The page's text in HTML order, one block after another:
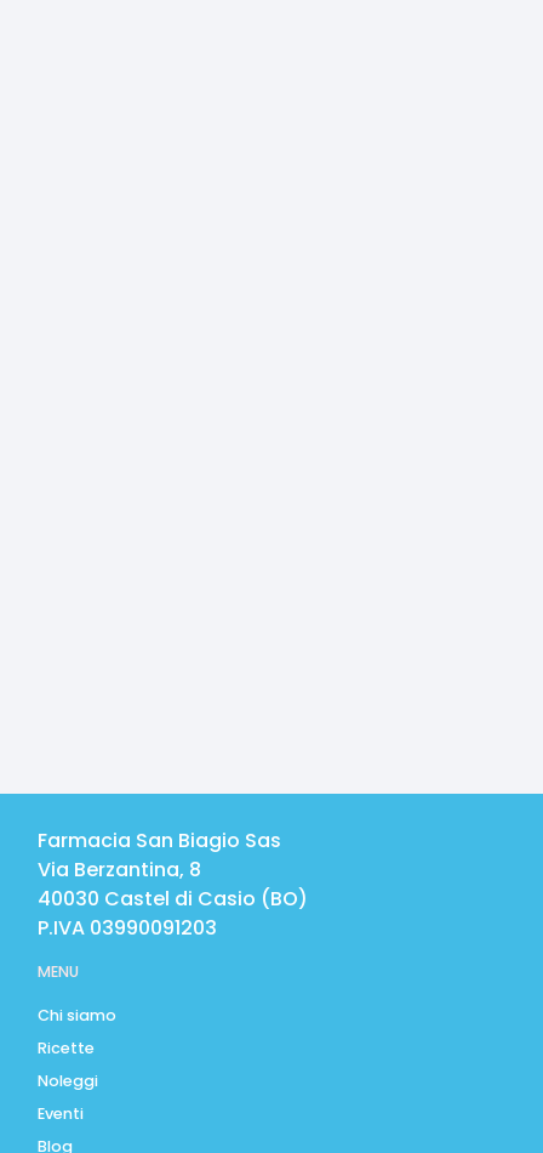
Farmacia San Biagio Sas
Via Berzantina, 8
40030 Castel di Casio (BO)
P.IVA 03990091203
MENU
Chi siamo
Ricette
Noleggi
Eventi
Blog